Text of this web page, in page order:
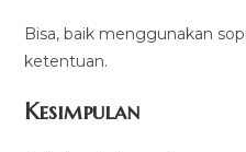
Bisa, baik menggunakan
ketentuan.
Kesimpulan